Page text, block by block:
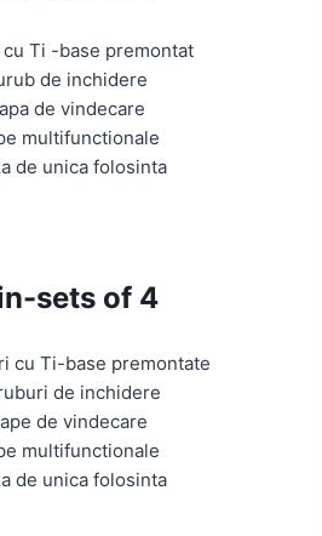
cu Ti -base premontat
de inchidere
de vindecare
multifunctionale
de unica folosinta
sets of 4
cu Ti-base premontate
de inchidere
de vindecare
multifunctionale
de unica folosinta